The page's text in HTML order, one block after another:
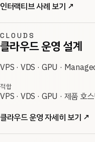
인터랙티브 사례 보기 ↗
CLOUDS
클라우드 운영 설계
VPS · VDS · GPU ·
적합
VPS · VDS · GPU · 제품 호
클라우드 운영 자세히 보기 ↗